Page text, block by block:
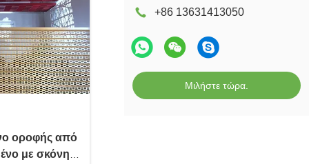
+86 13631413050
Μιλήστε τώρα.
οροφής από
με σκόνη